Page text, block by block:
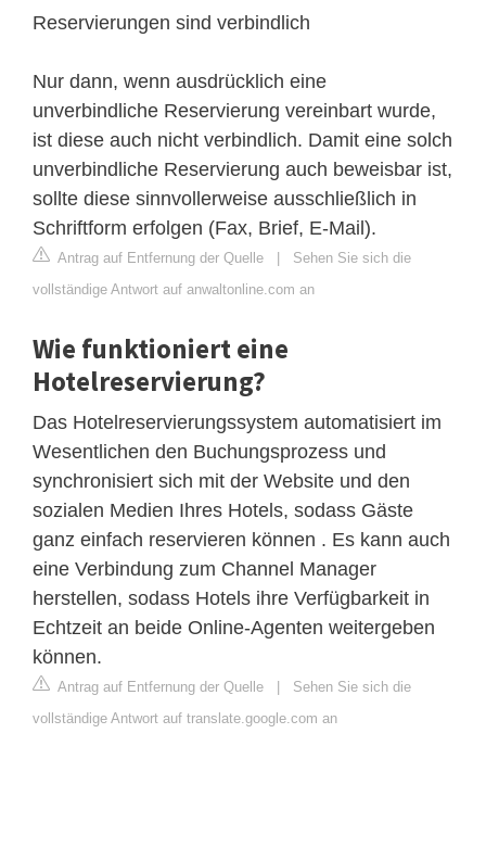
Reservierungen sind verbindlich
Nur dann, wenn ausdrücklich eine
unverbindliche Reservierung vereinbart wurde,
ist diese auch nicht verbindlich. Damit eine solch
unverbindliche Reservierung auch beweisbar ist,
sollte diese sinnvollerweise ausschließlich in
Schriftform erfolgen (Fax, Brief, E-Mail).
Antrag auf Entfernung der Quelle | Sehen Sie sich die
vollständige Antwort auf anwaltonline.com an
Wie funktioniert eine
Hotelreservierung?
Das Hotelreservierungssystem automatisiert im
Wesentlichen den Buchungsprozess und
synchronisiert sich mit der Website und den
sozialen Medien Ihres Hotels, sodass Gäste
ganz einfach reservieren können . Es kann auch
eine Verbindung zum Channel Manager
herstellen, sodass Hotels ihre Verfügbarkeit in
Echtzeit an beide Online-Agenten weitergeben
können.
Antrag auf Entfernung der Quelle | Sehen Sie sich die
vollständige Antwort auf translate.google.com an